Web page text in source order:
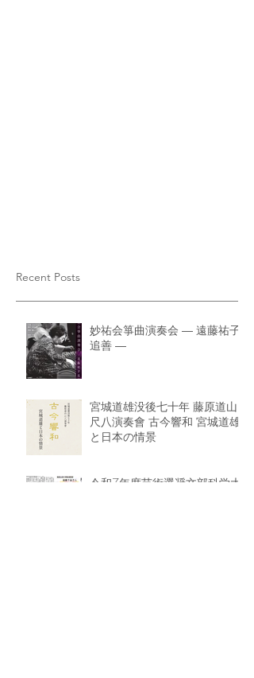
Recent Posts
妙祐会箏曲演奏会 ― 遠藤祐子
追善 ―
宮城道雄没後七十年 藤原道山
尺八演奏會 古今響和 宮城道雄
と日本の情景
令和7年度芸術選奨文部科学大